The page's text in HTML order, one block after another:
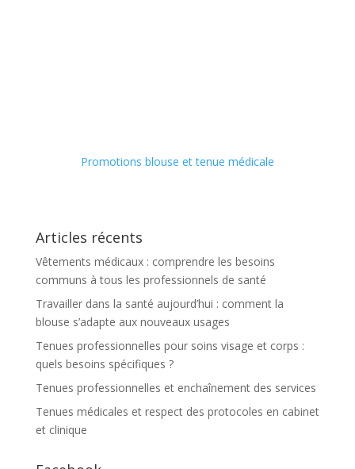
Promotions blouse et tenue médicale
Articles récents
Vêtements médicaux : comprendre les besoins
communs à tous les professionnels de santé
Travailler dans la santé aujourd’hui : comment la
blouse s’adapte aux nouveaux usages
Tenues professionnelles pour soins visage et corps :
quels besoins spécifiques ?
Tenues professionnelles et enchaînement des services
Tenues médicales et respect des protocoles en cabinet
et clinique